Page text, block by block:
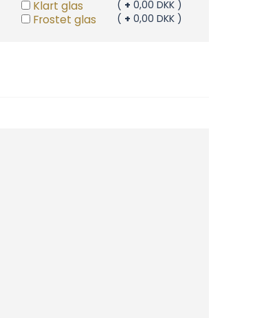
Klart glas ( + 0,00 DKK )
Frostet glas ( + 0,00 DKK )